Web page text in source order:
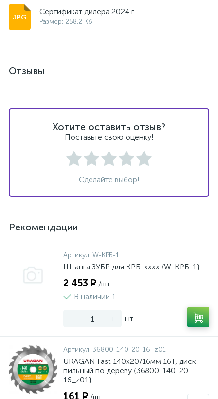
Сертификат дилера 2024 г.
Размер: 258.2 Кб
Отзывы
Хотите оставить отзыв?
Поставьте свою оценку!
Сделайте выбор!
Рекомендации
Артикул: W-КРБ-1
Штанга ЗУБР для КРБ-хххх {W-КРБ-1}
2 453 ₽ /шт
В наличии 1
- + шт
Артикул: 36800-140-20-16_z01
URAGAN Fast 140x20/16мм 16Т, диск
пильный по дереву {36800-140-20-
16_z01}
161 ₽ /шт